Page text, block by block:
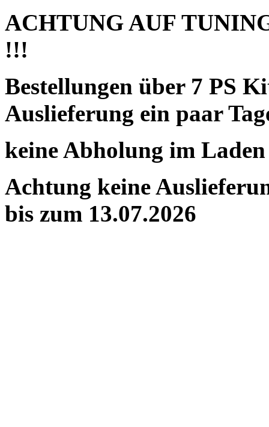
ACHTUNG AUF
!!!
Bestellungen über 7 PS
Auslieferung ein paar
keine Abholung im
Achtung keine
bis zum 13.07.2026